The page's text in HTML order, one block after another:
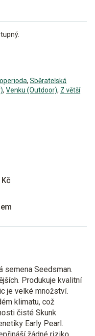
, Sběratelská
, Venku (Outdoor), Z větší
semena Seedsman.
Produkuje kvalitní
je velké množství.
klimatu, což
čisté Skunk
Early Pearl.